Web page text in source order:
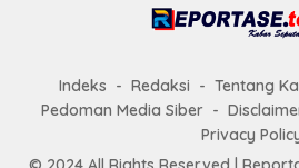
Indeks Redaksi Tentang
Pedoman Media Siber
Privacy